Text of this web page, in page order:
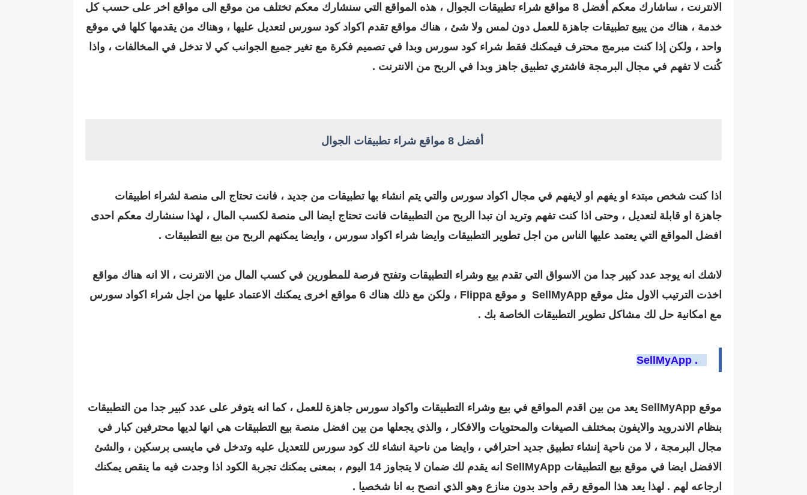
الانترنت ، ساشارك معكم أفضل 8 مواقع شراء تطبيقات الجوال ، هذه المواقع التي سنشارك معكم تختلف من موقع الى مواقع اخر على حسب كل
خدمة ، هناك من يبيع تطبيقات جاهزة للعمل دون لمس ولا شئ ، هناك مواقع تقدم اكواد كود سورس لتعديل عليها ، وهناك من يقدمها كلها في موقع
واحد ، ولكن إذا كنت مبرمج محترف فيمكنك فقط شراء كود سورس وبدا في تصميم فكرة مع تغير جميع الجوانب كي لا تدخل في المخالفات ، واذا
كُنت لا تفهم في مجال البرمجة فاشتري تطبيق جاهز وبدا في الربح من الانترنت .
أفضل 8 مواقع شراء تطبيقات الجوال
اذا كنت شخص مبتدء او يفهم او لايفهم في مجال اكواد سورس والتي يتم انشاء بها تطبيقات من جديد ، فانت تحتاج الى منصة لشراء اطبيقات
جاهزة او قابلة لتعديل ، وحتى اذا كنت تفهم وتريد ان تبدا الربح من التطبيقات فانت تحتاج ايضا الى منصة لكسب المال ، لهذا سنشارك معكم احدى
افضل المواقع التي يعتمد عليها الناس من اجل تطوير التطبيقات وايضا شراء اكواد سورس ، وايضا يمكنهم الربح من بيع التطبيقات .
لاشك انه يوجد عدد كبير جدا من الاسواق التي تقدم بيع وشراء التطبيقات وتفتح فرصة للمطورين في كسب المال من الانترنت ، الا انه هناك مواقع
اخذت الترتيب الاول مثل موقع SellMyApp و
موقع Flippa ، ولكن مع ذلك هناك 6 مواقع اخرى يمكنك الاعتماد عليها من اجل شراء اكواد سورس
مع امكانية حل لك مشاكل تطوير التطبيقات الخاصة بك .
موقع SellMyApp يعد من بين اقدم المواقع في بيع وشراء التطبيقات واكواد سورس جاهزة للعمل ، كما انه يتوفر على عدد كبير جدا من التطبيقات
بنظام الاندرويد والايفون بمختلف الصيغات والمحتويات والافكار ، والذي يجعلها من بين افضل منصة بيع التطبيقات هي انها لديها محترفين كبار في
مجال البرمجة ، لا من ناحية إنشاء تطبيق جديد احترافي ، وايضا من ناحية انشاء لك كود سورس للتعديل عليه وتدخل في مايسى برسكين ، والشئ
الافضل ايضا في موقع بيع التطبيقات SellMyApp انه يقدم لك ضمان لا يتجاوز 14 اليوم ، بمعنى يمكنك تجربة الكود اذا وجدت فيه ما ينقص يمكنك
ارجاعه لهم . لهذا يعد هذا الموقع رقم واحد بدون منازع وهو الذي انصح به انا شخصيا .